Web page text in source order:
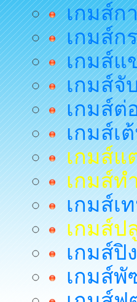
เกมส์ก
เกมส์ก
เกมส์แ
เกมส์จั
เกมส์ต่
เกมส์เ
เกมส์แ
เกมส์ท
เกมส์เ
เกมส์ป
เกมส์ปิ
เกมส์พั